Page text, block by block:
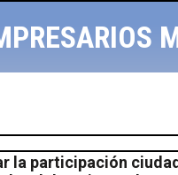
la participación